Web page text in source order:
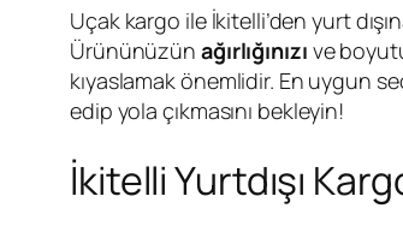
Uçak kargo ile İkitelli’den yurt
Ürününüzün ağırlığınızı ve
kıyaslamak önemlidir. En uygun
edip yola çıkmasını bekleyin!
İkitelli Yurtdışı